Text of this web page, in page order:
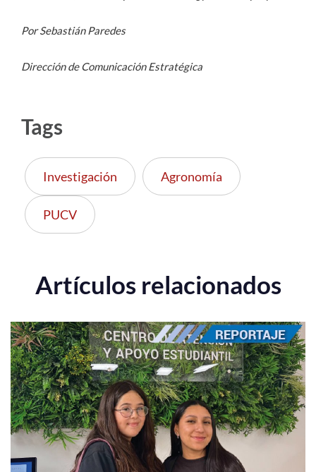
Por Sebastián Paredes
Dirección de Comunicación Estratégica
Tags
Investigación Agronomía
PUCV
Artículos relacionados